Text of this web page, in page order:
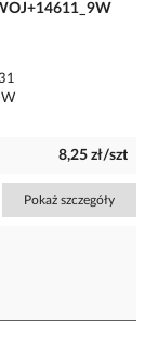
8,25 zł/szt
Pokaż szczegóły